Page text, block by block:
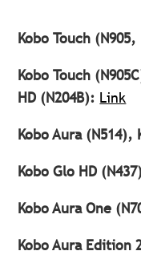
Kobo Touch (N905,
Kobo Touch
HD (N204B): Link
Kobo Aura (N514),
Kobo Glo HD
Kobo Aura One
Kobo Aura Edition